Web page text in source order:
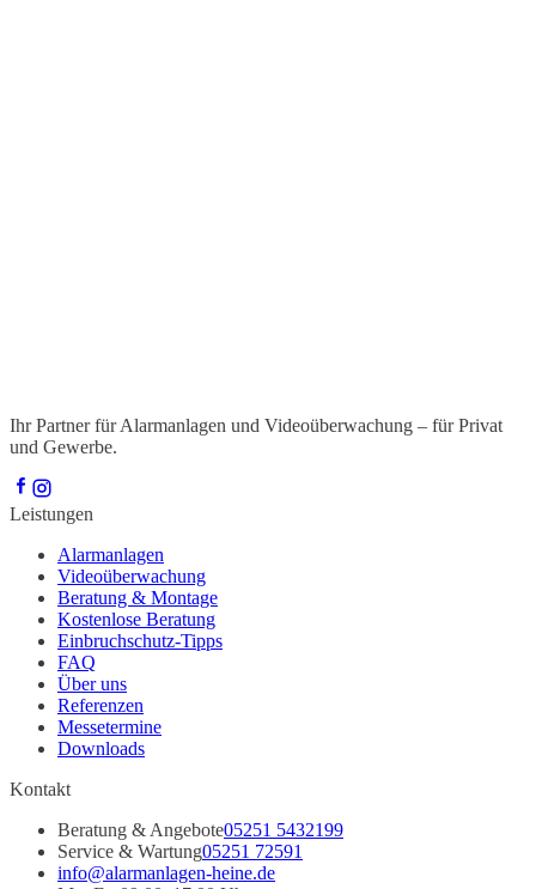
Ihr Partner für Alarmanlagen und Videoüberwachung – für Privat
und Gewerbe.
Leistungen
Alarmanlagen
Videoüberwachung
Beratung & Montage
Kostenlose Beratung
Einbruchschutz-Tipps
FAQ
Über uns
Referenzen
Messetermine
Downloads
Kontakt
Beratung & Angebote05251 5432199
Service & Wartung05251 72591
info@alarmanlagen-heine.de